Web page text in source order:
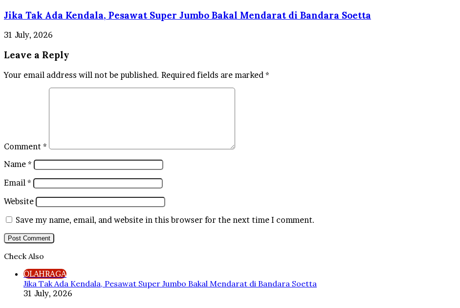
Jika Tak Ada Kendala, Pesawat Super Jumbo Bakal Mendarat di Bandara Soetta
31 July, 2026
Leave a Reply
Your email address will not be published. Required fields are marked *
Comment *
Name *
Email *
Website
Save my name, email, and website in this browser for the next time I comment.
Check Also
OLAHRAGA
Jika Tak Ada Kendala, Pesawat Super Jumbo Bakal Mendarat di Bandara Soetta
31 July, 2026